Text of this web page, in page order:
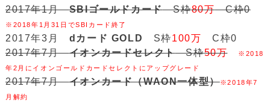
2017年1月SBIゴールドカードS枠80万C枠0
※2018年1月31日でSBIカード終了
2017年3月 dカード GOLD S枠100万 C枠0
2017年7月イオンカードセレクトS枠50万
※2018
年2月にイオンゴールドカードセレクトにアップグレード
2017年7月イオンカード（WAON一体型）※2018年7
月解約